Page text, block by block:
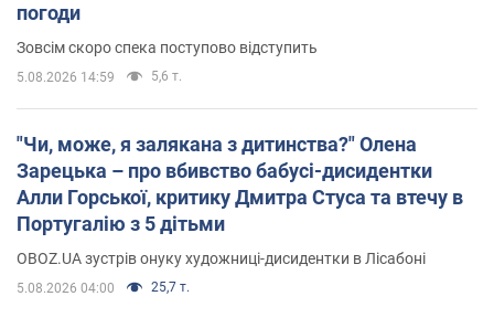
погоди
Зовсім скоро спека поступово відступить
5.08.2026 14:59 5,6 т.
"Чи, може, я залякана з дитинства?" Олена
Зарецька – про вбивство бабусі-дисидентки
Алли Горської, критику Дмитра Стуса та втечу в
Португалію з 5 дітьми
OBOZ.UA зустрів онуку художниці-дисидентки в Лісабоні
5.08.2026 04:00 25,7 т.